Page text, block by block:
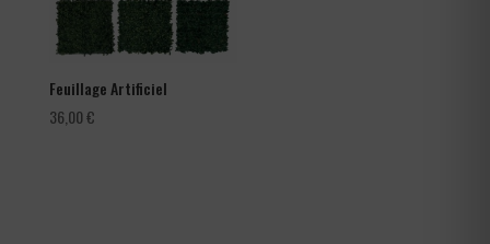
Feuillage Artificiel
36,00€